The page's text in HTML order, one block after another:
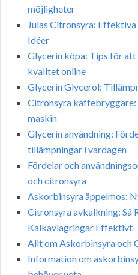
möjligheter
Julas Citronsyra:
Idéer
Glycerin köpa: Tips för
kvalitet online
Glycerin Glycerol:
Citronsyra
maskin
Glycerin användning:
tillämpningar i vardagen
Fördelar och
och citronsyra
Askorbinsyra äppelmos:
Citronsyra avkalkning: Så
Kalkavlagringar Effektivt
Allt om Askorbinsyra och
Information om